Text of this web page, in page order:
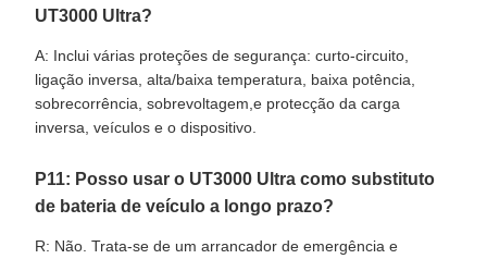
UT3000 Ultra?
A: Inclui várias proteções de segurança: curto-circuito,
ligação inversa, alta/baixa temperatura, baixa potência,
sobrecorrência, sobrevoltagem,e protecção da carga
inversa, veículos e o dispositivo.
P11: Posso usar o UT3000 Ultra como substituto
de bateria de veículo a longo prazo?
R: Não. Trata-se de um arrancador de emergência e